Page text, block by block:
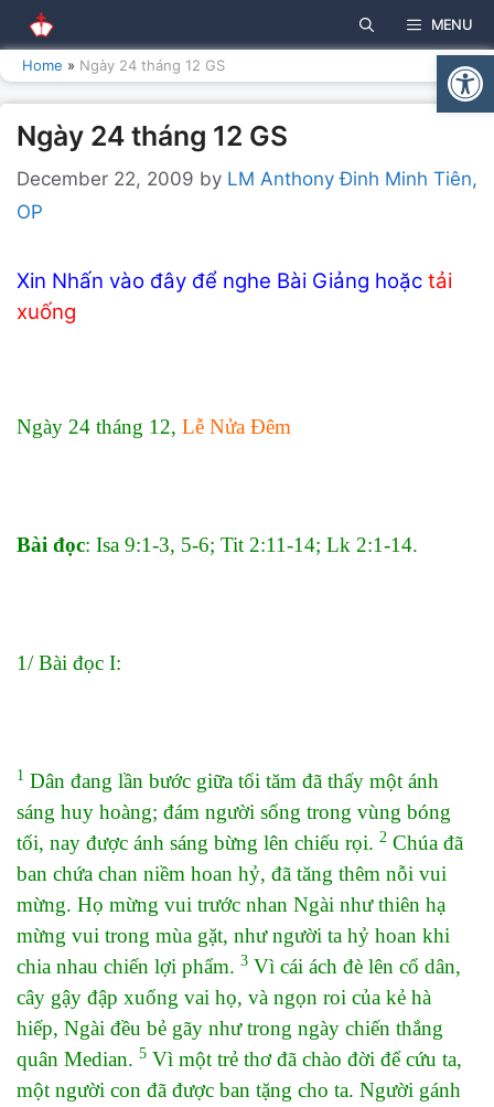
to
content
MENU
Home » Ngày 24 tháng 12 GS
Ngày 24 tháng 12 GS
December 22, 2009 by LM Anthony Đinh Minh Tiên,
OP
Xin Nhấn vào đây để nghe Bài Giảng hoặc tải
xuống
Ngày 24 tháng 12, Lễ Nửa Đêm
Bài đọc: Isa 9:1-3, 5-6; Tit 2:11-14; Lk 2:1-14.
1/ Bài đọc I:
1 Dân đang lần bước giữa tối tăm đã thấy một ánh
sáng huy hoàng; đám người sống trong vùng bóng
tối, nay được ánh sáng bừng lên chiếu rọi. 2 Chúa đã
ban chứa chan niềm hoan hỷ, đã tăng thêm nỗi vui
mừng. Họ mừng vui trước nhan Ngài như thiên hạ
mừng vui trong mùa gặt, như người ta hỷ hoan khi
chia nhau chiến lợi phẩm. 3 Vì cái ách đè lên cổ dân,
cây gậy đập xuống vai họ, và ngọn roi của kẻ hà
hiếp, Ngài đều bẻ gãy như trong ngày chiến thắng
quân Median. 5 Vì một trẻ thơ đã chào đời để cứu ta,
một người con đã được ban tặng cho ta. Người gánh